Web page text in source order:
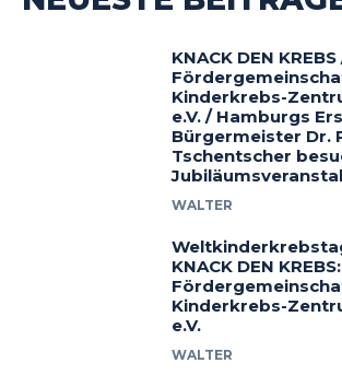
KNACK DEN
Kinderkrebs-
e.V. / Hamburgs
Bürgermeister Dr.
Tschentscher
WALTER
KNACK DEN
Kinderkrebs-
e.V.
WALTER